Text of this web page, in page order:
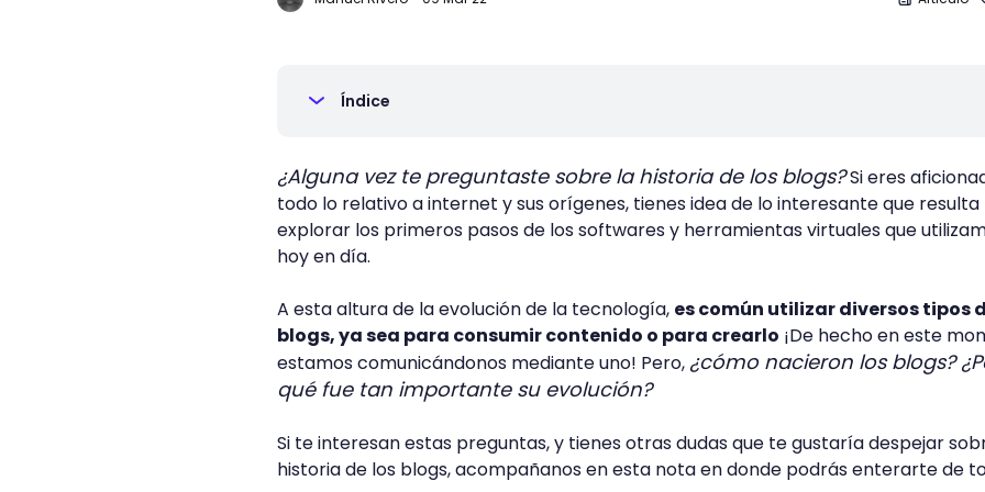
Índice
¿Alguna vez te preguntaste sobre la historia de los blogs?Si eres
todo lo relativo a internet y sus orígenes, tienes idea de lo interesante que resulta
explorar los primeros pasos de los softwares y herramientas virtuales que
hoy en día.
A esta altura de la evolución de la tecnología, es común utilizar diversos tipos
blogs, ya sea para consumir contenido o para crearlo ¡De hecho en este
estamos comunicándonos mediante uno! Pero, ¿cómo nacieron los blogs?
qué fue tan importante su evolución?
Si te interesan estas preguntas, y tienes otras dudas que te gustaría despejar
historia de los blogs, acompañanos en esta nota en donde podrás enterarte de